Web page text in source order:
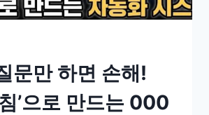
문만 하면 손해!
’으로 만드는 000